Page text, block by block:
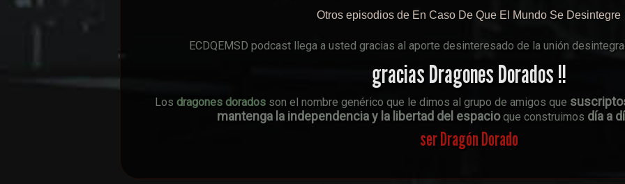
Otros episodios de En Caso De Que El Mundo Se Desintegre
ECDQEMSD podcast llega a usted gracias al aporte desinteresado de la unión
gracias Dragones Dorados !!
Los dragones doradosson el nombre genérico que le dimos al grupo de amigos que
mantenga la independencia y la libertad del espacioque construimos día a
ser Dragón Dorado